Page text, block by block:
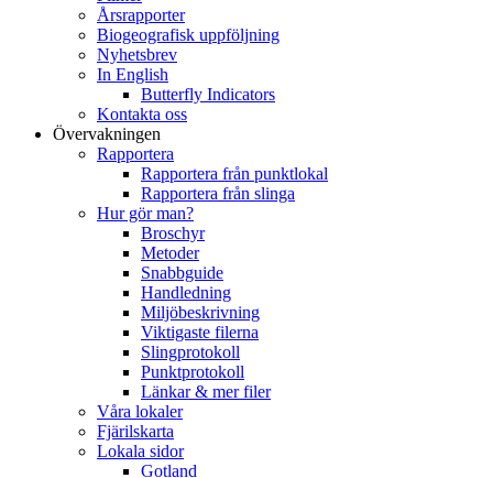
Årsrapporter
Biogeografisk uppföljning
Nyhetsbrev
In English
Butterfly Indicators
Kontakta oss
Övervakningen
Rapportera
Rapportera från punktlokal
Rapportera från slinga
Hur gör man?
Broschyr
Metoder
Snabbguide
Handledning
Miljöbeskrivning
Viktigaste filerna
Slingprotokoll
Punktprotokoll
Länkar & mer filer
Våra lokaler
Fjärilskarta
Lokala sidor
Gotland